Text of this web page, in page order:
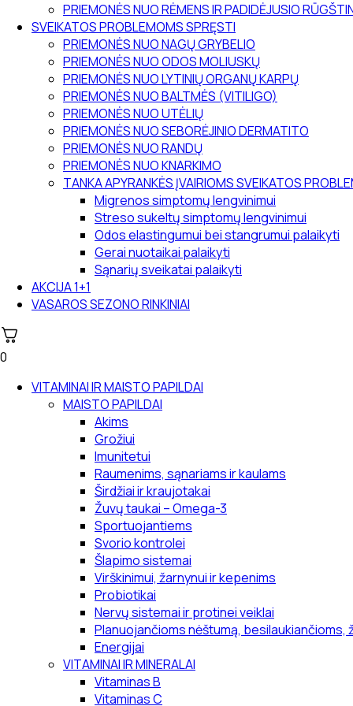
PRIEMONĖS NUO RĖMENS IR PADIDĖJUSIO
SVEIKATOS PROBLEMOMS SPRĘSTI
PRIEMONĖS NUO NAGŲ GRYBELIO
PRIEMONĖS NUO ODOS MOLIUSKŲ
PRIEMONĖS NUO LYTINIŲ ORGANŲ KARPŲ
PRIEMONĖS NUO BALTMĖS (VITILIGO)
PRIEMONĖS NUO UTĖLIŲ
PRIEMONĖS NUO SEBORĖJINIO DERMATITO
PRIEMONĖS NUO RANDŲ
PRIEMONĖS NUO KNARKIMO
TANKA APYRANKĖS ĮVAIRIOMS SVEIKATOS
Migrenos simptomų lengvinimui
Streso sukeltų simptomų lengvinimui
Odos elastingumui bei stangrumui palaikyti
Gerai nuotaikai palaikyti
Sąnarių sveikatai palaikyti
AKCIJA 1+1
VASAROS SEZONO RINKINIAI
0
VITAMINAI IR MAISTO PAPILDAI
MAISTO PAPILDAI
Akims
Grožiui
Imunitetui
Raumenims, sąnariams ir kaulams
Širdžiai ir kraujotakai
Žuvų taukai – Omega-3
Sportuojantiems
Svorio kontrolei
Šlapimo sistemai
Virškinimui, žarnynui ir kepenims
Probiotikai
Nervų sistemai ir protinei veiklai
Planuojančioms nėštumą, besilaukiančioms,
Energijai
VITAMINAI IR MINERALAI
Vitaminas B
Vitaminas C